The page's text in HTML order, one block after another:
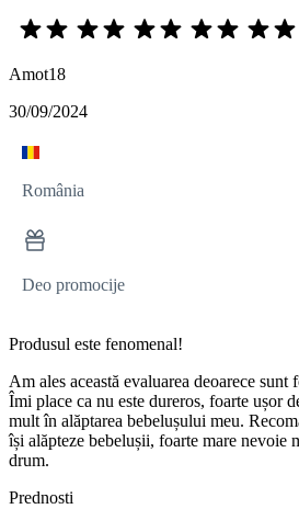
Amot18
30/09/2024
România
Deo promocije
Produsul este fenomenal!
Am ales această evaluarea deoarece
Îmi place ca nu este dureros, foarte ușor
mult în alăptarea bebelușului meu.
își alăpteze bebelușii, foarte mare nevoie
drum.
Prednosti